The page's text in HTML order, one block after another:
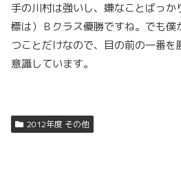
手の川村は強いし、嫌なことばっか
標は）Ｂクラス優勝ですね。でも
つことだけなので、目の前の一番を
意識しています。
2012年度 その他